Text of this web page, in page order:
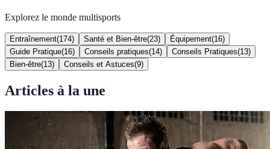
Explorez le monde multisports
Entraînement(174) Santé et Bien-être(23) Équipement(16)
Guide Pratique(16) Conseils pratiques(14) Conseils Pratiques(13)
Bien-être(13) Conseils et Astuces(9)
Articles à la une